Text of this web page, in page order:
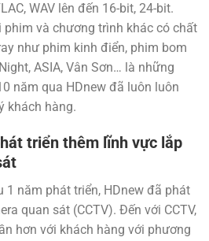
WAV lên đến 16-bit, 24-bit.
phim và chương trình khác có chất
như phim kinh điển, phim bom
ASIA, Vân Sơn… là những
năm qua HDnew đã luôn luôn
khách hàng.
triển thêm lĩnh vực lắp
1 năm phát triển, HDnew đã phát
quan sát (CCTV). Đến với CCTV,
hơn với khách hàng với phương